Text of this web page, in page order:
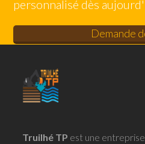
personnalisé dès
Demande
Truilhé TP est une